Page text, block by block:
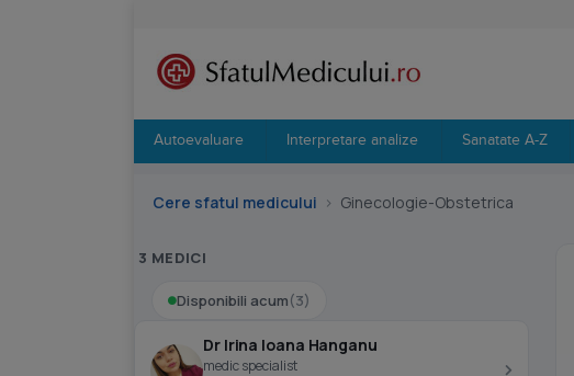
Autoevaluare Interpretare analize Sanatate A-Z
Cere sfatul medicului › Ginecologie-Obstetrica
3 MEDICI
Disponibili acum(3)
Dr Irina Ioana Hanganu
medic specialist